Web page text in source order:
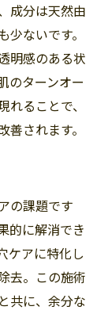
成分は天然由
ないです。
明感のある状
のターンオー
ることで、
されます。
の課題です
的に解消でき
ケアに特化し
去。この施術
共に、余分な